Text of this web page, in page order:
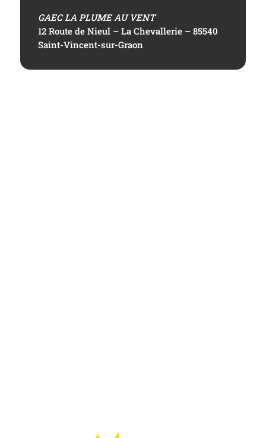
GAEC LA PLUME AU VENT
12 Route de Nieul – La Chevallerie – 85540
Saint-Vincent-sur-Graon